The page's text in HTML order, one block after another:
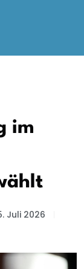
im
Juli 2026